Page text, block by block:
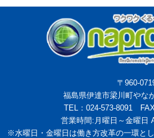
〒960-
福島県伊達市梁川町やな
TEL：024-573-8091
営業時間:月曜日～金曜日
※水曜日・金曜日は働き方改革の一環と